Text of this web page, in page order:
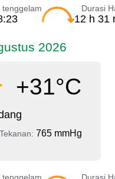
tenggelam Durasi
12 h 31
2026
+31°C
Tekanan: 765 mmHg